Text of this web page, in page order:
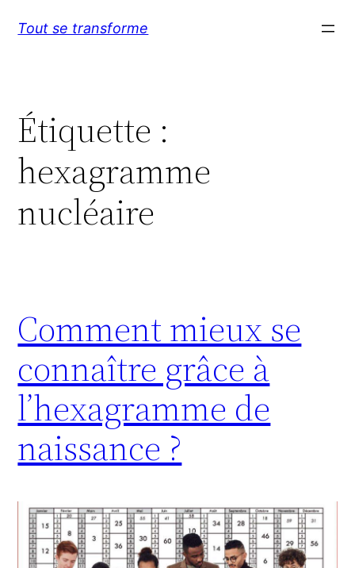
Tout se transforme
Étiquette :
hexagramme
nucléaire
Comment mieux se
connaître grâce à
l’hexagramme de
naissance ?